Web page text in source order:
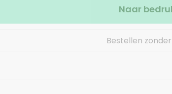
Naar
Bestellen